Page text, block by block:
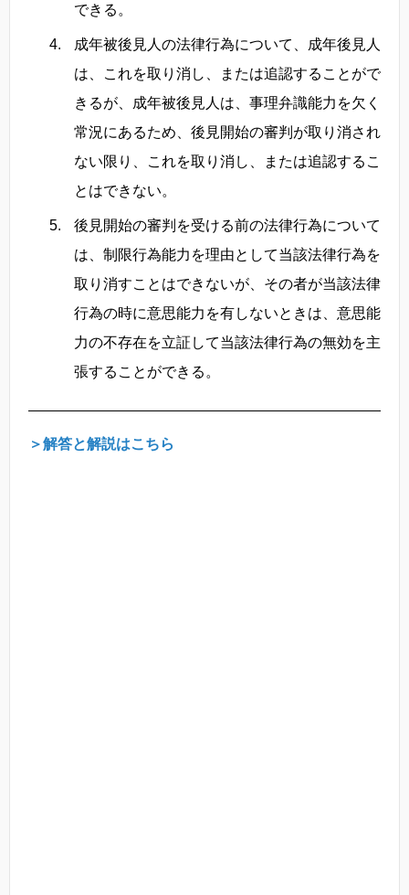
できる。
成年被後見人の法律行為について、成年後見人
は、これを取り消し、または追認することがで
きるが、成年被後見人は、事理弁識能力を欠く
常況にあるため、後見開始の審判が取り消され
ない限り、これを取り消し、または追認するこ
とはできない。
後見開始の審判を受ける前の法律行為について
は、制限行為能力を理由として当該法律行為を
取り消すことはできないが、その者が当該法律
行為の時に意思能力を有しないときは、意思能
力の不存在を立証して当該法律行為の無効を主
張することができる。
＞解答と解説はこちら